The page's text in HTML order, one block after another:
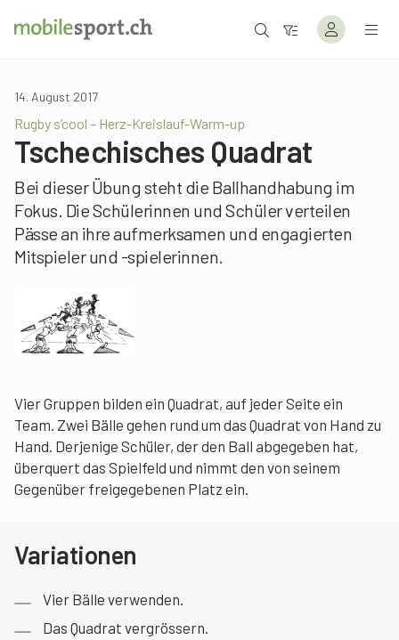
14. August 2017
Rugby s’cool – Herz-Kreislauf-Warm-up
Tschechisches Quadrat
Bei dieser Übung steht die Ballhandhabung im
Fokus. Die Schülerinnen und Schüler verteilen
Pässe an ihre aufmerksamen und engagierten
Mitspieler und -spielerinnen.
Vier Gruppen bilden ein Quadrat, auf jeder Seite ein
Team. Zwei Bälle gehen rund um das Quadrat von Hand zu
Hand. Derjenige Schüler, der den Ball abgegeben hat,
überquert das Spielfeld und nimmt den von seinem
Gegenüber freigegebenen Platz ein.
Variationen
Vier Bälle verwenden.
Das Quadrat vergrössern.